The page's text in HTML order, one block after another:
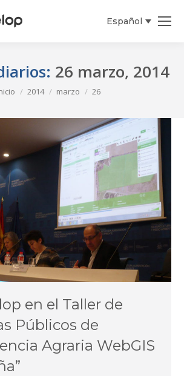
Español
26 marzo, 2014
2014 marzo 26
en el Taller de
Públicos de
Agraria WebGIS